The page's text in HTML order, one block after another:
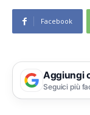
Facebook
Aggiungi
Seguici più